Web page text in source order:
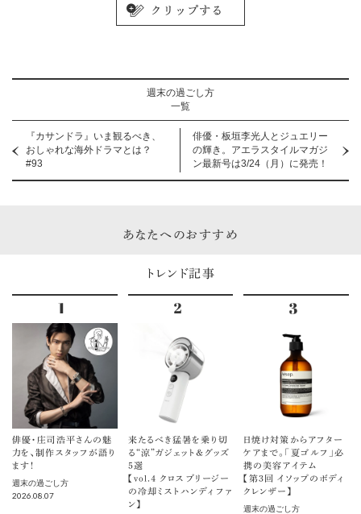
週末の過ごし方
一覧
『カサンドラ』いま観るべき、
おしゃれな海外ドラマとは？
#93
俳優・板垣李光人とジュエリー
の輝き。アエラスタイルマガジ
ン最新号は3/24（月）に発売！
あなたへのおすすめ
トレンド記事
俳優・庄司浩平さんの魅
力を、制作スタッフが語り
ます！
週末の過ごし方
2026.08.07
来たるべき猛暑を乗り切
る“涼”ガジェット＆グッズ
5選
【vol.４ クロスブリージー
の冷却ミストハンディファ
ン】
日焼け対策からアフター
ケアまで。「夏ゴルフ」必
携の美容アイテム
【第3回 イソップのボディ
クレンザー】
週末の過ごし方